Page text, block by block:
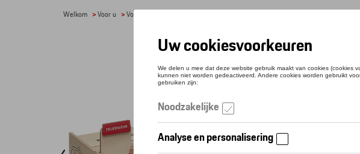
Welkom >Voor u >Voor kinderen
HOUTEN
Referentie: WAP0400020L0EF